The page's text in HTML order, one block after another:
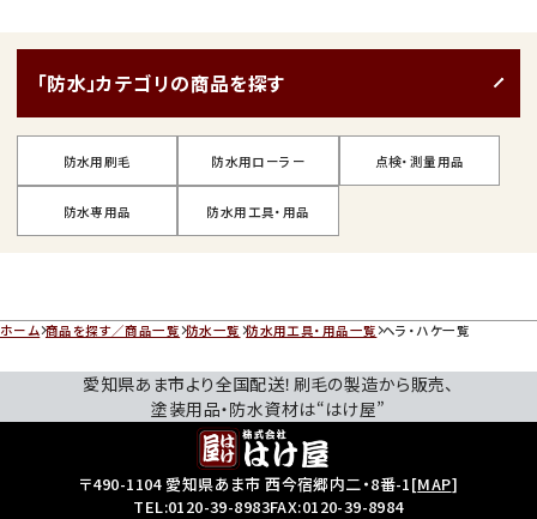
ホーム 商品を探す／商品一覧 防水一覧 防水用工具・用品一覧 ヘラ・ハケ一覧
「防水」カテゴリの商品を探す
防水用刷毛 防水用ローラー 点検・測量用品
防水専用品 防水用工具・用品
愛知県あま市より全国配送！刷毛の製造から販売、
塗装用品・防水資材は“はけ屋”
〒490-1104 愛知県あま市 西今宿郷内二・8番-1[MAP]
TEL:0120-39-8983FAX:0120-39-8984